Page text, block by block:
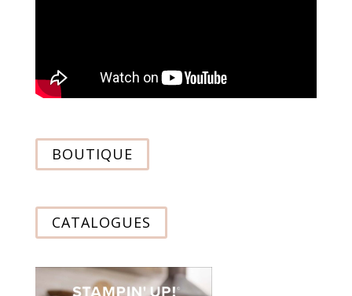
BOUTIQUE
CATALOGUES